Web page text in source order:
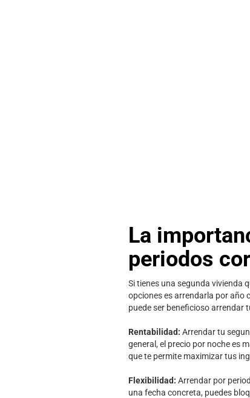
La
periodos
Si tienes una segunda vivienda
opciones es arrendarla por año
puede ser beneficioso arrendar
Rentabilidad: Arrendar tu
general, el precio por noche es
que te permite maximizar tus
Flexibilidad: Arrendar por
una fecha concreta, puedes